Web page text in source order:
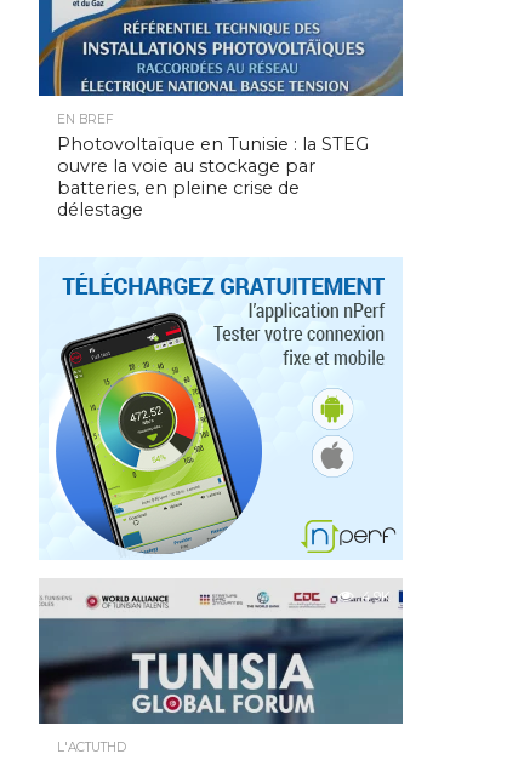
EN BREF
Photovoltaïque en Tunisie : la STEG
ouvre la voie au stockage par
batteries, en pleine crise de
délestage
4.9K
L'ACTUTHD